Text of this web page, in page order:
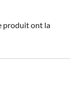
produit ont la